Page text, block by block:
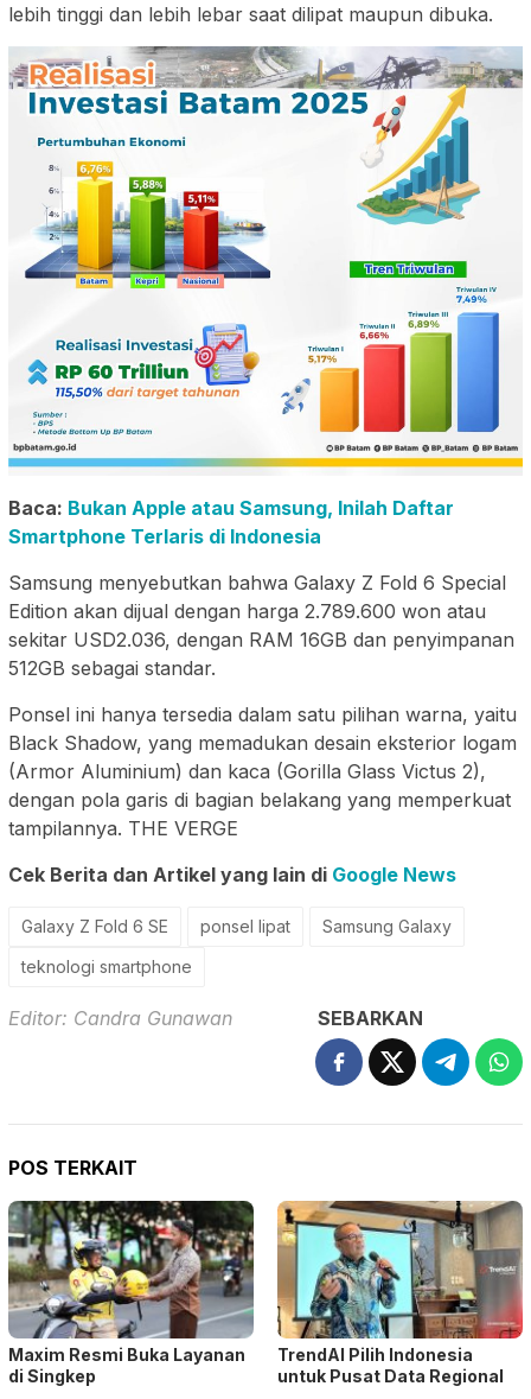
lebih tinggi dan lebih lebar saat dilipat maupun dibuka.
Baca: Bukan Apple atau Samsung, Inilah Daftar
Smartphone Terlaris di Indonesia
Samsung menyebutkan bahwa Galaxy Z Fold 6 Special
Edition akan dijual dengan harga 2.789.600 won atau
sekitar USD2.036, dengan RAM 16GB dan penyimpanan
512GB sebagai standar.
Ponsel ini hanya tersedia dalam satu pilihan warna, yaitu
Black Shadow, yang memadukan desain eksterior logam
(Armor Aluminium) dan kaca (Gorilla Glass Victus 2),
dengan pola garis di bagian belakang yang memperkuat
tampilannya. THE VERGE
Cek Berita dan Artikel yang lain di Google News
Galaxy Z Fold 6 SE ponsel lipat
Samsung Galaxy
teknologi smartphone
Editor: Candra Gunawan SEBARKAN
POS TERKAIT
Maxim Resmi Buka Layanan
di Singkep
TrendAI Pilih Indonesia
untuk Pusat Data Regional